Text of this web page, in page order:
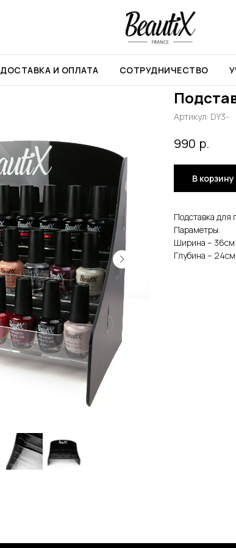
ДОСТАВКА И ОПЛАТА СОТРУДНИЧЕСТВО
Артикул: DY3-
990 р.
В корзину
Подставка для
Параметры:
Ширина – 36см
Глубина – 24см